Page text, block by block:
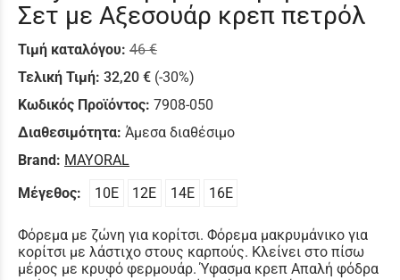
Σετ με Αξεσουάρ κρεπ πετρόλ
Τιμή καταλόγου: 46 €
Τελική Τιμή: 32,20 € (-30%)
Κωδικός Προϊόντος: 7908-050
Διαθεσιμότητα: Άμεσα διαθέσιμο
Brand: MAYORAL
Μέγεθος:
10Ε 12Ε 14Ε 16Ε
Φόρεμα με ζώνη για κορίτσι. Φόρεμα μακρυμάνικο για
κορίτσι με λάστιχο στους καρπούς. Κλείνει στο πίσω
μέρος με κρυφό φερμουάρ. Ύφασμα κρεπ Απαλή φόδρα